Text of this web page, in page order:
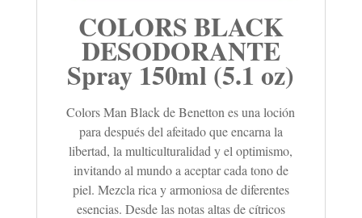
COLORS BLACK
DESODORANTE
Spray 150ml (5.1 oz)
Colors Man Black de Benetton es una loción
para después del afeitado que encarna la
libertad, la multiculturalidad y el optimismo,
invitando al mundo a aceptar cada tono de
piel. Mezcla rica y armoniosa de diferentes
esencias. Desde las notas altas de cítricos